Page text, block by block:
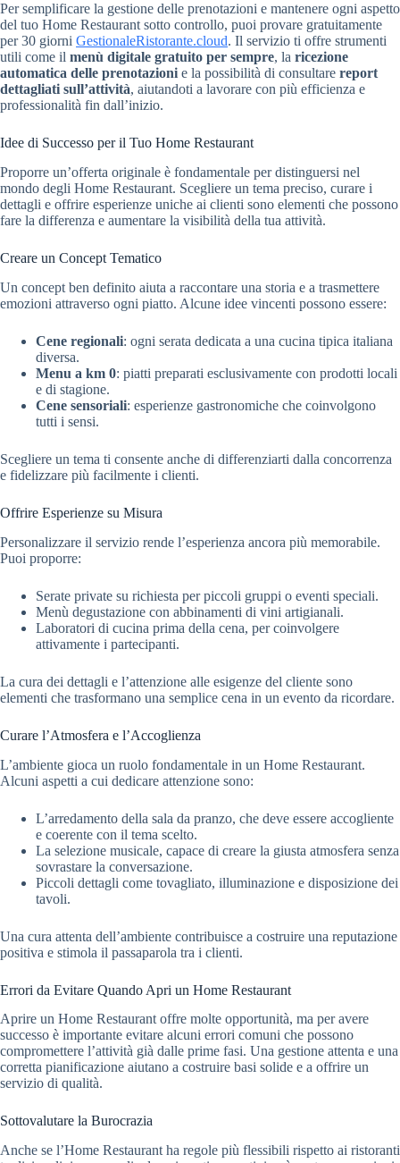
Per semplificare la gestione delle prenotazioni e mantenere ogni aspetto
del tuo Home Restaurant sotto controllo, puoi provare gratuitamente
per 30 giorni GestionaleRistorante.cloud. Il servizio ti offre strumenti
utili come il menù digitale gratuito per sempre, la ricezione
automatica delle prenotazioni e la possibilità di consultare report
dettagliati sull’attività, aiutandoti a lavorare con più efficienza e
professionalità fin dall’inizio.
Idee di Successo per il Tuo Home Restaurant
Proporre un’offerta originale è fondamentale per distinguersi nel
mondo degli Home Restaurant. Scegliere un tema preciso, curare i
dettagli e offrire esperienze uniche ai clienti sono elementi che possono
fare la differenza e aumentare la visibilità della tua attività.
Creare un Concept Tematico
Un concept ben definito aiuta a raccontare una storia e a trasmettere
emozioni attraverso ogni piatto. Alcune idee vincenti possono essere:
Cene regionali: ogni serata dedicata a una cucina tipica italiana
diversa.
Menu a km 0: piatti preparati esclusivamente con prodotti locali
e di stagione.
Cene sensoriali: esperienze gastronomiche che coinvolgono
tutti i sensi.
Scegliere un tema ti consente anche di differenziarti dalla concorrenza
e fidelizzare più facilmente i clienti.
Offrire Esperienze su Misura
Personalizzare il servizio rende l’esperienza ancora più memorabile.
Puoi proporre:
Serate private su richiesta per piccoli gruppi o eventi speciali.
Menù degustazione con abbinamenti di vini artigianali.
Laboratori di cucina prima della cena, per coinvolgere
attivamente i partecipanti.
La cura dei dettagli e l’attenzione alle esigenze del cliente sono
elementi che trasformano una semplice cena in un evento da ricordare.
Curare l’Atmosfera e l’Accoglienza
L’ambiente gioca un ruolo fondamentale in un Home Restaurant.
Alcuni aspetti a cui dedicare attenzione sono:
L’arredamento della sala da pranzo, che deve essere accogliente
e coerente con il tema scelto.
La selezione musicale, capace di creare la giusta atmosfera senza
sovrastare la conversazione.
Piccoli dettagli come tovagliato, illuminazione e disposizione dei
tavoli.
Una cura attenta dell’ambiente contribuisce a costruire una reputazione
positiva e stimola il passaparola tra i clienti.
Errori da Evitare Quando Apri un Home Restaurant
Aprire un Home Restaurant offre molte opportunità, ma per avere
successo è importante evitare alcuni errori comuni che possono
compromettere l’attività già dalle prime fasi. Una gestione attenta e una
corretta pianificazione aiutano a costruire basi solide e a offrire un
servizio di qualità.
Sottovalutare la Burocrazia
Anche se l’Home Restaurant ha regole più flessibili rispetto ai ristoranti